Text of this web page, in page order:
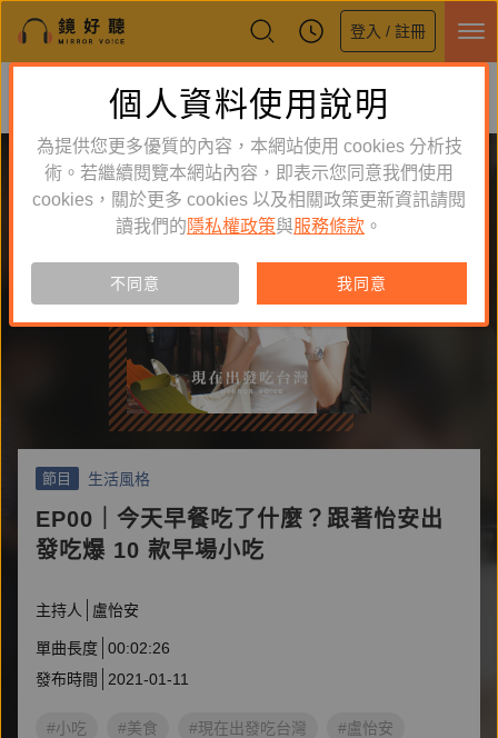
登入 / 註冊
鏡好聽全新APP上線
體驗全面升級，即刻下載
節目 生活風格
EP00｜今天早餐吃了什麼？跟著怡安出
發吃爆 10 款早場小吃
主持人 盧怡安
單曲長度 00:02:26
發布時間
2021-01-11
#小吃 #美食 #現在出發吃台灣 #盧怡安
個人資料使用說明
為提供您更多優質的內容，本網站使用 cookies 分析技
術。若繼續閱覽本網站內容，即表示您同意我們使用
cookies，關於更多 cookies 以及相關政策更新資訊請閱
讀我們的 隱私權政策與服務條款 。
不同意 我同意